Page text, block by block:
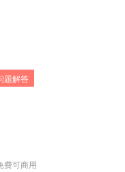
题解答
费可商用